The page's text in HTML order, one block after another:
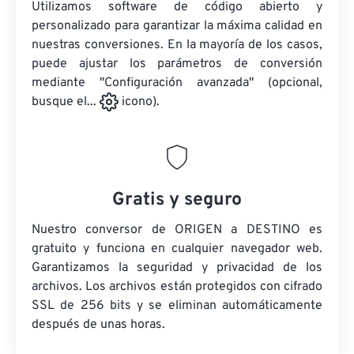
Utilizamos software de código abierto y
personalizado para garantizar la máxima calidad en
nuestras conversiones. En la mayoría de los casos,
puede ajustar los parámetros de conversión
mediante "Configuración avanzada" (opcional,
busque el...
icono).
Gratis y seguro
Nuestro conversor de ORIGEN a DESTINO es
gratuito y funciona en cualquier navegador web.
Garantizamos la seguridad y privacidad de los
archivos. Los archivos están protegidos con cifrado
SSL de 256 bits y se eliminan automáticamente
después de unas horas.